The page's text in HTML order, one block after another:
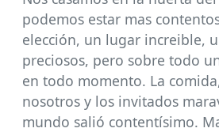
podemos estar mas
elección, un lugar increible,
preciosos, pero sobre todo
en todo momento. La
nosotros y los invitados
mundo salió contentísimo.